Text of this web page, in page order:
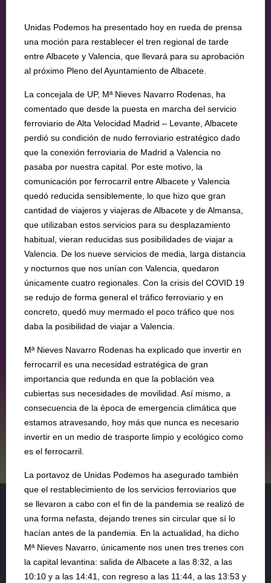
Unidas Podemos ha presentado hoy en rueda de prensa
una moción para restablecer el tren regional de tarde
entre Albacete y Valencia, que llevará para su aprobación
al próximo Pleno del Ayuntamiento de Albacete.
La concejala de UP, Mª Nieves Navarro Rodenas, ha
comentado que desde la puesta en marcha del servicio
ferroviario de Alta Velocidad Madrid – Levante, Albacete
perdió su condición de nudo ferroviario estratégico dado
que la conexión ferroviaria de Madrid a Valencia no
pasaba por nuestra capital. Por este motivo, la
comunicación por ferrocarril entre Albacete y Valencia
quedó reducida sensiblemente, lo que hizo que gran
cantidad de viajeros y viajeras de Albacete y de Almansa,
que utilizaban estos servicios para su desplazamiento
habitual, vieran reducidas sus posibilidades de viajar a
Valencia. De los nueve servicios de media, larga distancia
y nocturnos que nos unían con Valencia, quedaron
únicamente cuatro regionales. Con la crisis del COVID 19
se redujo de forma general el tráfico ferroviario y en
concreto, quedó muy mermado el poco tráfico que nos
daba la posibilidad de viajar a Valencia.
Mª Nieves Navarro Rodenas ha explicado que invertir en
ferrocarril es una necesidad estratégica de gran
importancia que redunda en que la población vea
cubiertas sus necesidades de movilidad. Así mismo, a
consecuencia de la época de emergencia climática que
estamos atravesando, hoy más que nunca es necesario
invertir en un medio de trasporte limpio y ecológico como
es el ferrocarril.
La portavoz de Unidas Podemos ha asegurado también
que el restablecimiento de los servicios ferroviarios que
se llevaron a cabo con el fin de la pandemia se realizó de
una forma nefasta, dejando trenes sin circular que sí lo
hacían antes de la pandemia. En la actualidad, ha dicho
Mª Nieves Navarro, únicamente nos unen tres trenes con
la capital levantina: salida de Albacete a las 8:32, a las
10:10 y a las 14:41, con regreso a las 11:44, a las 13:53 y